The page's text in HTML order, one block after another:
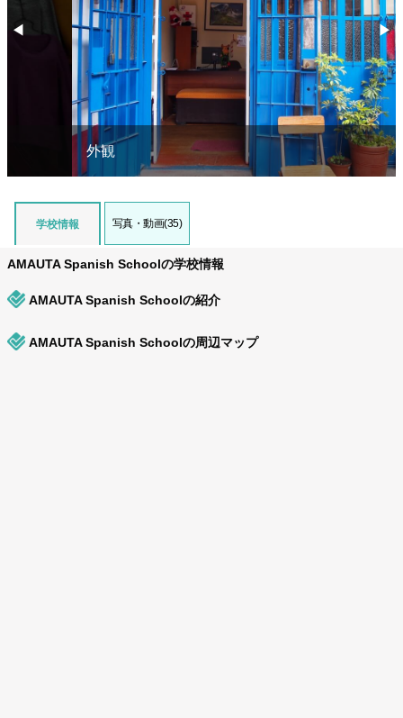
Previous
◀︎ ▶︎
学校情報 写真・動画(35)
AMAUTA Spanish Schoolの学校情報
AMAUTA Spanish Schoolの紹介
AMAUTA Spanish Schoolの周辺マップ